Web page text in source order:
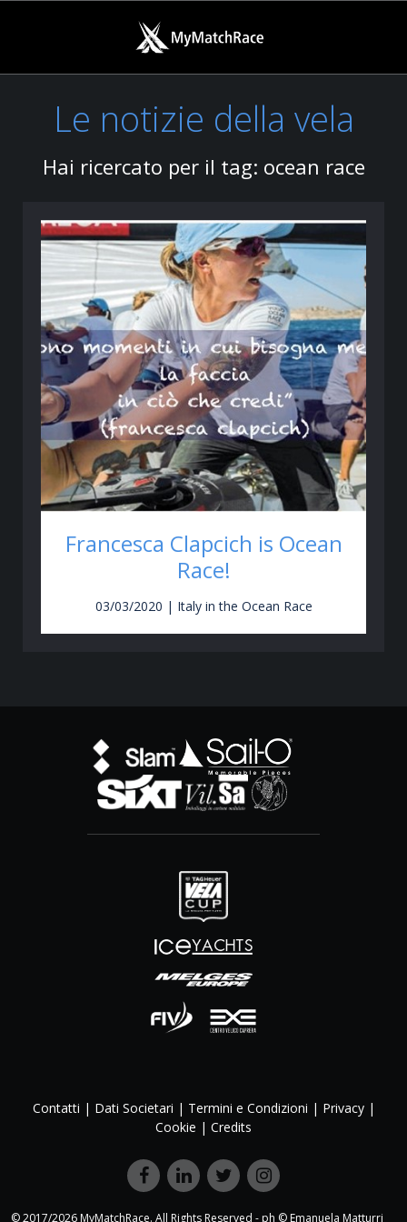
Le notizie della vela
Hai ricercato per il tag: ocean race
Francesca Clapcich is Ocean
Race!
03/03/2020 | Italy in the Ocean Race
Contatti | Dati Societari | Termini e Condizioni | Privacy|
Cookie | Credits
© 2017/2026 MyMatchRace. All Rights Reserved - ph © Emanuela Matturri